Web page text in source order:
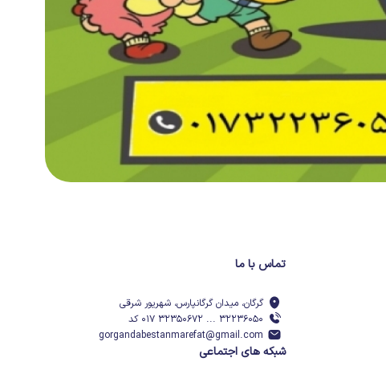
تماس با ما
گرگان، میدان گرگانپارس، شهریور شرقی
۳۲۲۳۶۰۵۰ ... ۳۲۳۵۰۶۷۲ ۰۱۷ کد
gorgandabestanmarefat@gmail.com
شبکه های اجتماعی